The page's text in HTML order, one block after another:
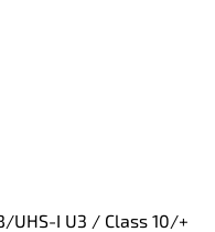
UHS-I U3 / Class 10/+